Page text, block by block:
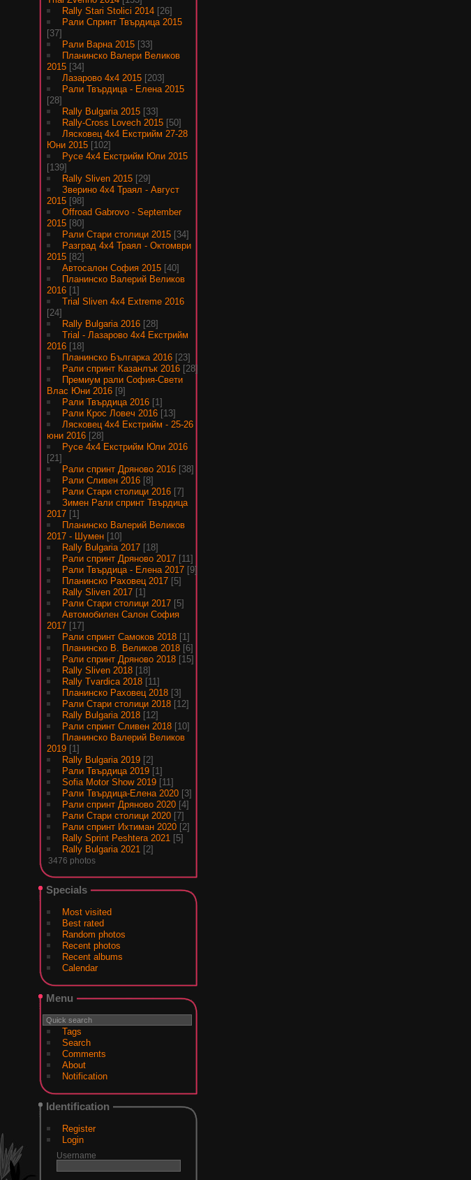
Rally Stari Stolici 2014 [26]
Рали Спринт Твърдица 2015
[37]
Рали Варна 2015 [33]
Планинско Валери Великов
2015 [34]
Лазарово 4х4 2015 [203]
Рали Твърдица - Елена 2015
[28]
Rally Bulgaria 2015 [33]
Rally-Cross Lovech 2015 [50]
Лясковец 4х4 Екстрийм 27-28
Юни 2015 [102]
Русе 4х4 Екстрийм Юли 2015
[139]
Rally Sliven 2015 [29]
Зверино 4х4 Траял - Август
2015 [98]
Offroad Gabrovo - September
2015 [80]
Рали Стари столици 2015 [34]
Разград 4х4 Траял - Октомври
2015 [82]
Автосалон София 2015 [40]
Планинско Валерий Великов
2016 [1]
Trial Sliven 4x4 Extreme 2016
[24]
Rally Bulgaria 2016 [28]
Trial - Лазарово 4х4 Екстрийм
2016 [18]
Планинско Българка 2016 [23]
Рали спринт Казанлък 2016 [28]
Премиум рали София-Свети
Влас Юни 2016 [9]
Рали Твърдица 2016 [1]
Рали Крос Ловеч 2016 [13]
Лясковец 4х4 Екстрийм - 25-26
юни 2016 [28]
Русе 4х4 Екстрийм Юли 2016
[21]
Рали спринт Дряново 2016 [38]
Рали Сливен 2016 [8]
Рали Стари столици 2016 [7]
Зимен Рали спринт Твърдица
2017 [1]
Планинско Валерий Великов
2017 - Шумен [10]
Rally Bulgaria 2017 [18]
Рали спринт Дряново 2017 [11]
Рали Твърдица - Елена 2017 [9]
Планинско Раховец 2017 [5]
Rally Sliven 2017 [1]
Рали Стари столици 2017 [5]
Автомобилен Салон София
2017 [17]
Рали спринт Самоков 2018 [1]
Планинско В. Великов 2018 [6]
Рали спринт Дряново 2018 [15]
Rally Sliven 2018 [18]
Rally Tvardica 2018 [11]
Планинско Раховец 2018 [3]
Рали Стари столици 2018 [12]
Rally Bulgaria 2018 [12]
Рали спринт Сливен 2018 [10]
Планинско Валерий Великов
2019 [1]
Rally Bulgaria 2019 [2]
Рали Твърдица 2019 [1]
Sofia Motor Show 2019 [11]
Рали Твърдица-Елена 2020 [3]
Рали спринт Дряново 2020 [4]
Рали Стари столици 2020 [7]
Рали спринт Ихтиман 2020 [2]
Rally Sprint Peshtera 2021 [5]
Rally Bulgaria 2021 [2]
3476 photos
Specials
Most visited
Best rated
Random photos
Recent photos
Recent albums
Calendar
Menu
Tags
Search
Comments
About
Notification
Identification
Register
Login
Username